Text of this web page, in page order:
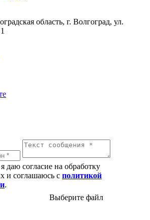
область, г. Волгоград, ул.
даю согласие на обработку
и соглашаюсь с политикой
.
Выберите файл